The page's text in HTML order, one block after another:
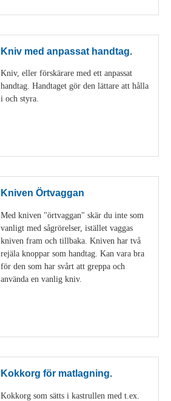
Kniv med anpassat handtag.
Kniv, eller förskärare med ett anpassat
handtag. Handtaget gör den lättare att hålla
i och styra.
Kniven Örtvaggan
Med kniven "örtvaggan" skär du inte som
vanligt med sågrörelser, istället vaggas
kniven fram och tillbaka. Kniven har två
rejäla knoppar som handtag. Kan vara bra
för den som har svårt att greppa och
använda en vanlig kniv.
Kokkorg för matlagning.
Kokkorg som sätts i kastrullen med t.ex.